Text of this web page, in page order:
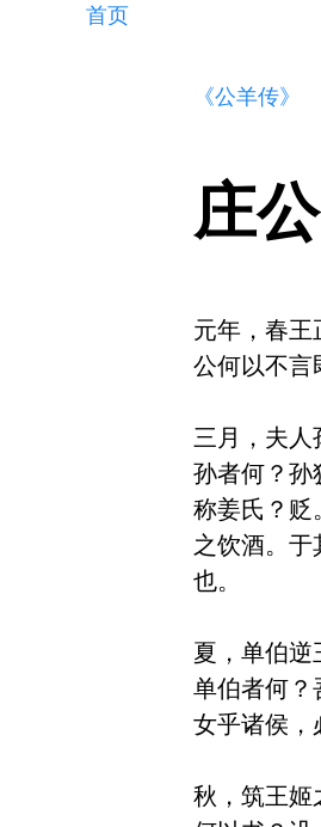
首页
《公羊传》
庄
元年，春王
公何以不言
三月，夫人
孙者何？孙
称姜氏？
之饮酒。
也。
夏，单伯逆
单伯者何？
女乎诸侯，
秋，筑王姬